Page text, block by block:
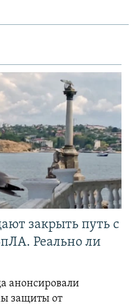
закрыть путь с
Реально ли
анонсировали
защиты от